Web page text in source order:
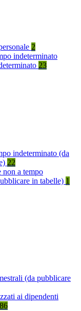
2
indeterminato
23
indeterminato (da
22
non a tempo
in tabelle) 1
(da pubblicare
ai dipendenti
86